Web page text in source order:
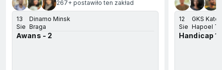
267+ postawiło ten zakład
13
Sie
Dinamo Minsk
Braga
Awans - 2
12
Sie
GKS
Hapoel
Handicap